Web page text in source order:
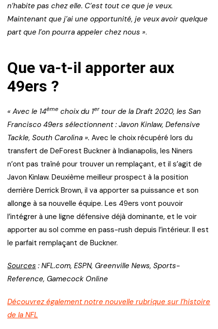
n’habite pas chez elle. C’est tout ce que je veux.
Maintenant que j’ai une opportunité, je veux avoir quelque
part que l’on pourra appeler chez nous ».
Que va-t-il apporter aux
49ers ?
« Avec le 14ème choix du 1ertour de la Draft 2020, les San
Francisco 49ers sélectionnent : Javon Kinlaw, Defensive
Tackle, South Carolina ». Avec le choix récupéré lors du
transfert de DeForest Buckner à Indianapolis, les Niners
n’ont pas traîné pour trouver un remplaçant, et il s’agit de
Javon Kinlaw. Deuxième meilleur prospect à la position
derrière Derrick Brown, il va apporter sa puissance et son
allonge à sa nouvelle équipe. Les 49ers vont pouvoir
l’intégrer à une ligne défensive déjà dominante, et le voir
apporter au sol comme en pass-rush depuis l’intérieur. Il est
le parfait remplaçant de Buckner.
Sources : NFL.com, ESPN, Greenville News, Sports-
Reference, Gamecock Online
Découvrez également notre nouvelle rubrique sur l’histoire
de la NFL